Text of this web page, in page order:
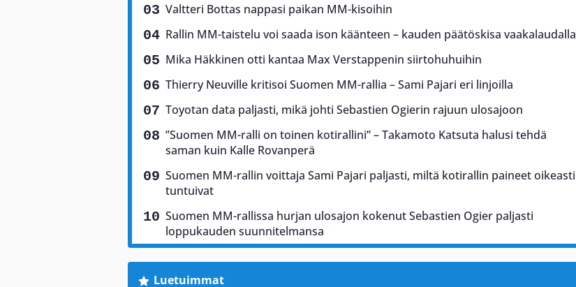
Valtteri Bottas nappasi paikan MM-kisoihin
Rallin MM-taistelu voi saada ison käänteen – kauden päätöskisa vaakalaudalla
Mika Häkkinen otti kantaa Max Verstappenin siirtohuhuihin
Thierry Neuville kritisoi Suomen MM-rallia – Sami Pajari eri linjoilla
Toyotan data paljasti, mikä johti Sebastien Ogierin rajuun ulosajoon
”Suomen MM-ralli on toinen kotirallini” – Takamoto Katsuta halusi tehdä
saman kuin Kalle Rovanperä
Suomen MM-rallin voittaja Sami Pajari paljasti, miltä kotirallin paineet oikeasti
tuntuivat
Suomen MM-rallissa hurjan ulosajon kokenut Sebastien Ogier paljasti
loppukauden suunnitelmansa
Luetuimmat